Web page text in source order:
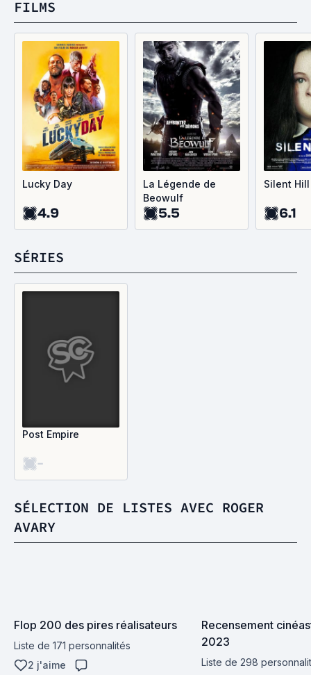
FILMS
Lucky Day
4.9
La Légende de
Beowulf
5.5
Silent Hill
6.1
SÉRIES
Post Empire
-
SÉLECTION DE LISTES AVEC ROGER
AVARY
Flop 200 des pires réalisateurs
Liste de 171 personnalités
2 j'aime
Recensement
2023
Liste de 298